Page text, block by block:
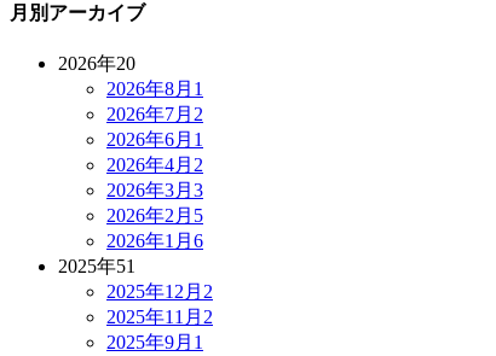
月別アーカイブ
2026年20
2026年8月 1
2026年7月 2
2026年6月 1
2026年4月 2
2026年3月 3
2026年2月 5
2026年1月 6
2025年51
2025年12月 2
2025年11月 2
2025年9月 1